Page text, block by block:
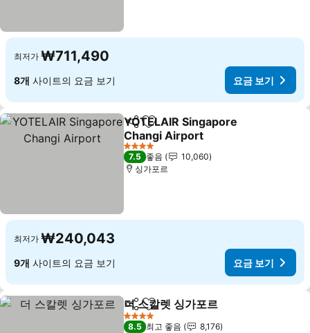
최저가 ₩711,490
8개 사이트의 요금 보기 요금 보기
공유 즐겨찾기에 추가
YOTELAIR Singapore
Changi Airport
요금 보기
4 성급
7.5 좋음
10,060
싱가포르
최저가 ₩240,043
9개 사이트의 요금 보기 요금 보기
공유 즐겨찾기에 추가
더 스칼렛 싱가포르
4 성급
8.5 최고 좋음
8,176